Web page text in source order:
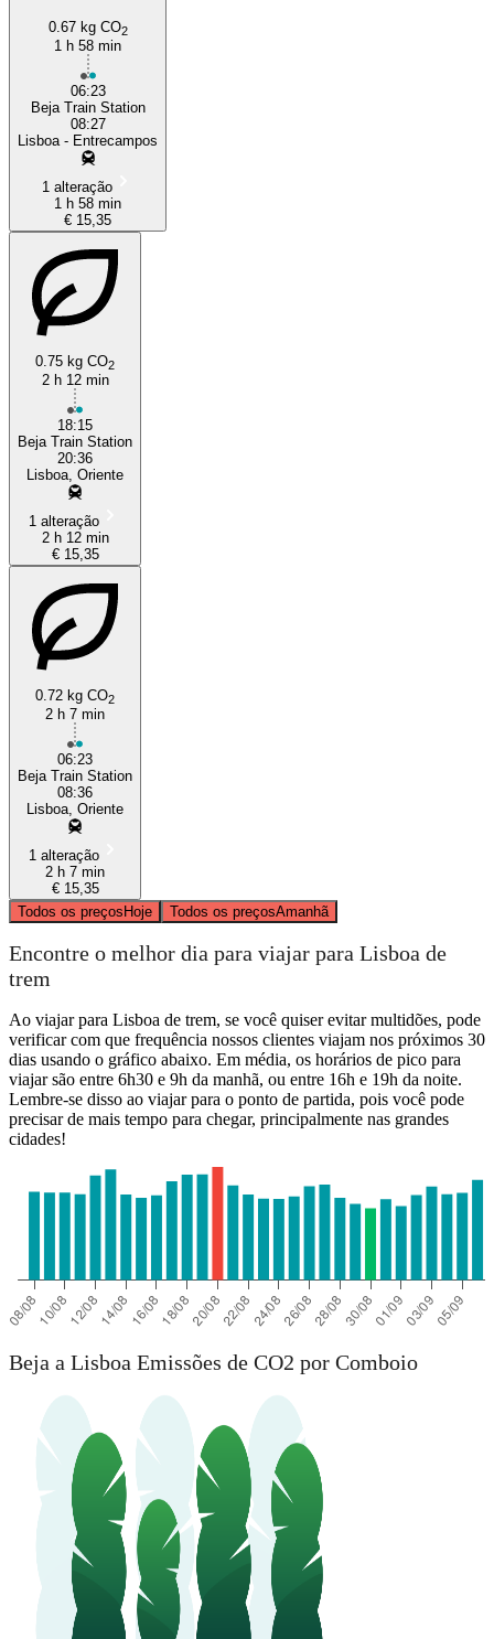
0.67 kg CO2
1 h 58 min
06:23
Beja Train Station
08:27
Lisboa - Entrecampos
1 alteração
1 h 58 min
€ 15,35
0.75 kg CO2
2 h 12 min
18:15
Beja Train Station
20:36
Lisboa, Oriente
1 alteração
2 h 12 min
€ 15,35
0.72 kg CO2
2 h 7 min
06:23
Beja Train Station
08:36
Lisboa, Oriente
1 alteração
2 h 7 min
€ 15,35
Todos os preçosHoje Todos os preçosAmanhã
Encontre o melhor dia para viajar para Lisboa de
trem
Ao viajar para Lisboa de trem, se você quiser evitar multidões, pode
verificar com que frequência nossos clientes viajam nos próximos 30
dias usando o gráfico abaixo. Em média, os horários de pico para
viajar são entre 6h30 e 9h da manhã, ou entre 16h e 19h da noite.
Lembre-se disso ao viajar para o ponto de partida, pois você pode
precisar de mais tempo para chegar, principalmente nas grandes
cidades!
Beja a Lisboa Emissões de CO2 por Comboio